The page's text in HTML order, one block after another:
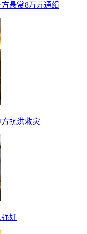
悬赏8万元通缉
抗洪救灾
奸